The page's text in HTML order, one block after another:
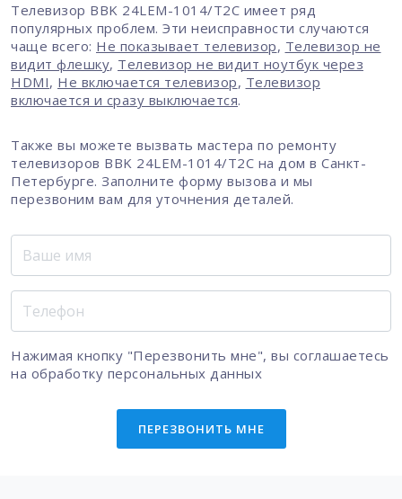
Телевизор BBK 24LEM-1014/T2C имеет ряд
популярных проблем. Эти неисправности случаются
чаще всего: Не показывает телевизор, Телевизор не
видит флешку, Телевизор не видит ноутбук через
HDMI, Не включается телевизор, Телевизор
включается и сразу выключается.
Также вы можете вызвать мастера по ремонту
телевизоров BBK 24LEM-1014/T2C на дом в Санкт-
Петербурге. Заполните форму вызова и мы
перезвоним вам для уточнения деталей.
Нажимая кнопку "Перезвонить мне", вы соглашаетесь
на обработку персональных данных
ПЕРЕЗВОНИТЬ МНЕ